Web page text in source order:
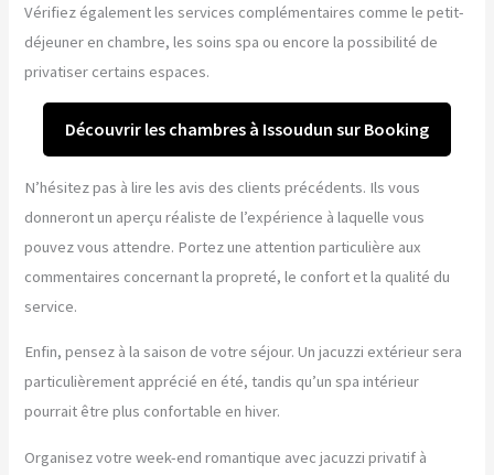
Vérifiez également les services complémentaires comme le petit-
déjeuner en chambre, les soins spa ou encore la possibilité de
privatiser certains espaces.
Découvrir les chambres à Issoudun sur Booking
N’hésitez pas à lire les avis des clients précédents. Ils vous
donneront un aperçu réaliste de l’expérience à laquelle vous
pouvez vous attendre. Portez une attention particulière aux
commentaires concernant la propreté, le confort et la qualité du
service.
Enfin, pensez à la saison de votre séjour. Un jacuzzi extérieur sera
particulièrement apprécié en été, tandis qu’un spa intérieur
pourrait être plus confortable en hiver.
Organisez votre week-end romantique avec jacuzzi privatif à